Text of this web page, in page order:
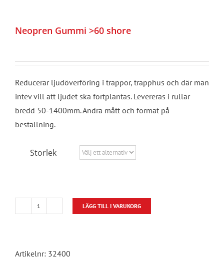
Neopren Gummi >60 shore
Reducerar ljudöverföring i trappor, trapphus och där man
intev vill att ljudet ska fortplantas. Levereras i rullar
bredd 50-1400mm. Andra mått och format på
beställning.
Storlek
Neopren
shore
LÄGG TILL I VARUKORG
Artikelnr: 32400